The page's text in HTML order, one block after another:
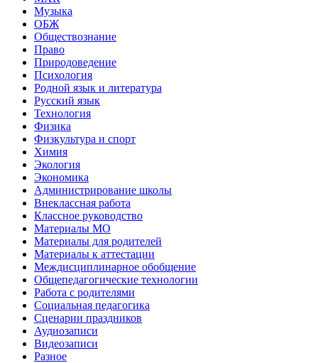
Музыка
ОБЖ
Обществознание
Право
Природоведение
Психология
Родной язык и литература
Русский язык
Технология
Физика
Физкультура и спорт
Химия
Экология
Экономика
Администрирование школы
Внеклассная работа
Классное руководство
Материалы МО
Материалы для родителей
Материалы к аттестации
Междисциплинарное обобщение
Общепедагогические технологии
Работа с родителями
Социальная педагогика
Сценарии праздников
Аудиозаписи
Видеозаписи
Разное